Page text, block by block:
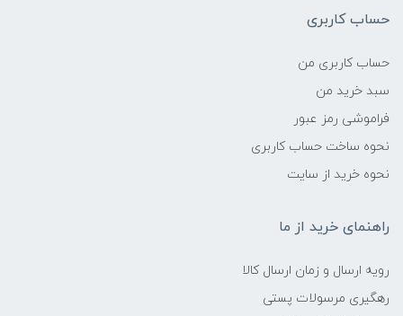
حساب کاربری
حساب کاربری من
سبد خرید من
فراموشی رمز عبور
نحوه ساخت حساب کاربری
نحوه خرید از سایت
راهنمای خرید از ما
رویه ارسال و زمان ارسال کالا
رهگیری مرسولات پستی